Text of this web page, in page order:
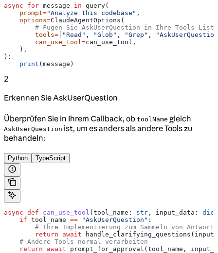
async for message in query(
    prompt
="Analyze this codebase" ,
    options
=ClaudeAgentOptions(
# Fügen Sie AskUserQuestion in Ihre Tools-
        tools
= "Read" , "Glob" , "Grep" ,
        can_use_tool
=can_use_tool,
    ),
):
    print
(message)
2
Erkennen Sie AskUserQuestion
Überprüfen Sie in Ihrem Callback, ob toolName gleich
AskUserQuestion ist, um es anders als andere Tools zu
behandeln:
Python TypeScript
async def can_use_tool ( tool_name : str , input_data : dict
    if
tool_name == "AskUserQuestion" :
# Ihre Implementierung zum Sammeln von
        return
await
    # Andere Tools normal verarbeiten
    return
await prompt_for_approval(tool_name,